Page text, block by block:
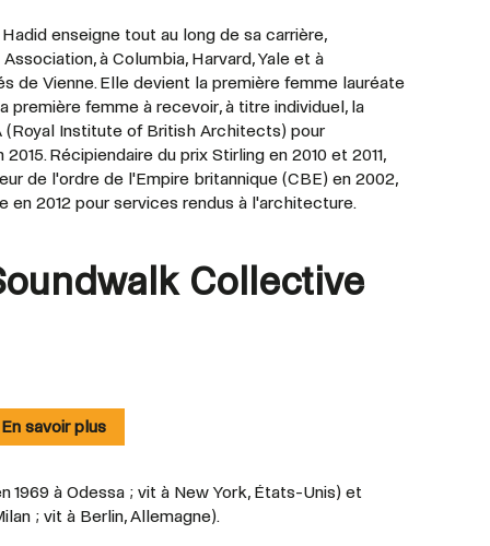
enseigne tout au long de sa carrière,
à Columbia, Harvard, Yale et à
de Vienne. Elle devient la première femme lauréate
première femme à recevoir, à titre individuel, la
(Royal Institute of British Architects) pour
Récipiendaire du prix Stirling en 2010 et 2011,
de l'ordre de l'Empire britannique (CBE) en 2002,
en 2012 pour services rendus à l'architecture.
Collective
En savoir plus
1969 à Odessa ; vit à New York, États-Unis) et
; vit à Berlin, Allemagne).